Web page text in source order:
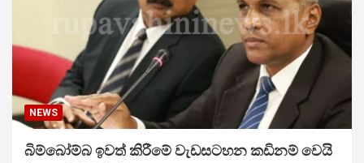
NEWS
බිම්බෝම්බ ඉවත් කිරීමේ වැඩසටහන කඩිනම් වෙයි